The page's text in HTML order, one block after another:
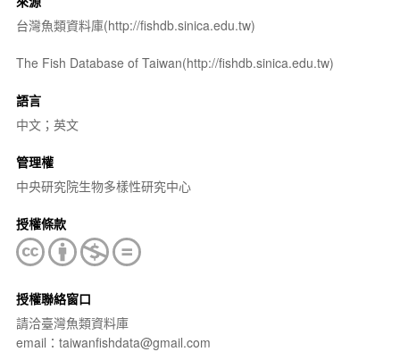
台灣魚類資料庫(http://fishdb.sinica.edu.tw)
The Fish Database of Taiwan(http://fishdb.sinica.edu.tw)
語言
中文；英文
管理權
中央研究院生物多樣性研究中心
授權條款
授權聯絡窗口
請洽臺灣魚類資料庫
email：taiwanfishdata@gmail.com